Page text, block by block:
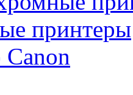
принтеры